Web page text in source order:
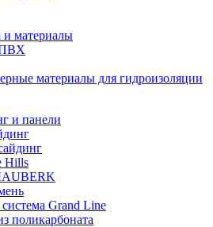
и материалы
ПВХ
материалы для гидроизоляции
и панели
Hills
Grand Line
поликарбоната